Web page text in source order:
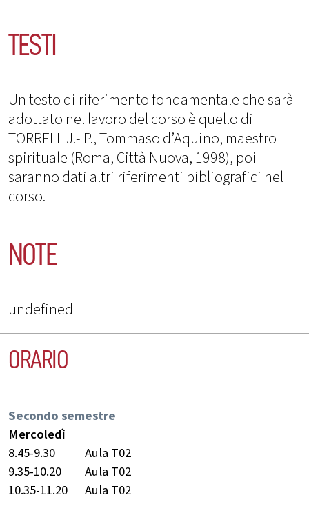
TESTI
Un testo di riferimento fondamentale che sarà
adottato nel lavoro del corso è quello di
TORRELL J.- P., Tommaso d’Aquino, maestro
spirituale (Roma, Città Nuova, 1998), poi
saranno dati altri riferimenti bibliografici nel
corso.
NOTE
undefined
ORARIO
Secondo semestre
Mercoledì
8.45-9.30
Aula T02
9.35-10.20
Aula T02
10.35-11.20
Aula T02